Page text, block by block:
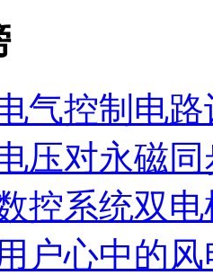
气控制电路
压对永磁同
控系统双
户心中的